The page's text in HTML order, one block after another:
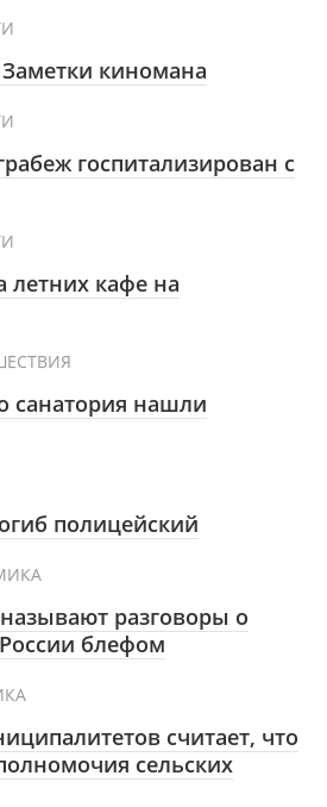
киномана
госпитализирован с
кафе на
санатория нашли
полицейский
разговоры о
блефом
считает, что
сельских